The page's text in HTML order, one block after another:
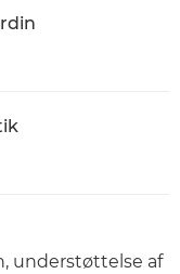
understøttelse af